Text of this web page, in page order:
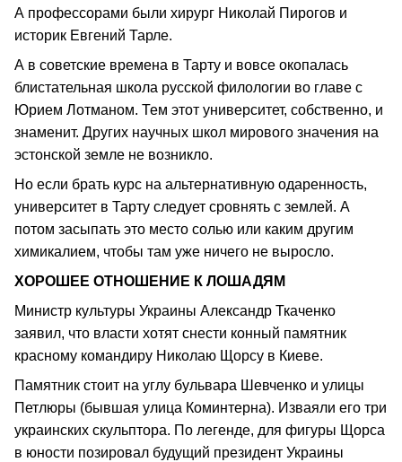
А профессорами были хирург Николай Пирогов и
историк Евгений Тарле.
А в советские времена в Тарту и вовсе окопалась
блистательная школа русской филологии во главе с
Юрием Лотманом. Тем этот университет, собственно, и
знаменит. Других научных школ мирового значения на
эстонской земле не возникло.
Но если брать курс на альтернативную одаренность,
университет в Тарту следует сровнять с землей. А
потом засыпать это место солью или каким другим
химикалием, чтобы там уже ничего не выросло.
ХОРОШЕЕ ОТНОШЕНИЕ К ЛОШАДЯМ
Министр культуры Украины Александр Ткаченко
заявил, что власти хотят снести конный памятник
красному командиру Николаю Щорсу в Киеве.
Памятник стоит на углу бульвара Шевченко и улицы
Петлюры (бывшая улица Коминтерна). Изваяли его три
украинских скульптора. По легенде, для фигуры Щорса
в юности позировал будущий президент Украины